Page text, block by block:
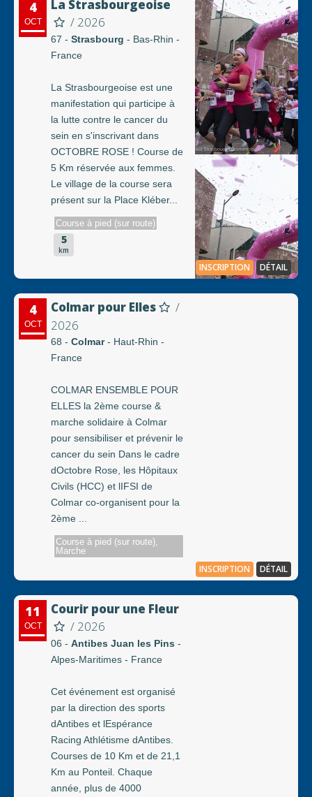
4
OCT
La Strasbourgeoise
/ 2026
67 - Strasbourg - Bas-Rhin -
France
La Strasbourgeoise est une
manifestation qui participe à
la lutte contre le cancer du
sein en s'inscrivant dans
OCTOBRE ROSE ! Course de
5 Km réservée aux femmes.
Le village de la course sera
présent sur la Place Kléber...
Course à pied (sur route)
5
km
INSCRIPTION DÉTAIL
4
OCT
Colmar pour Elles
/
2026
68 - Colmar- Haut-Rhin -
France
COLMAR ENSEMBLE POUR
ELLES la 2ème course &
marche solidaire à Colmar
pour sensibiliser et prévenir le
cancer du sein Dans le cadre
dOctobre Rose, les Hôpitaux
Civils (HCC) et lIFSI de
Colmar co-organisent pour la
2ème ...
Course à pied (sur route),
Marche
INSCRIPTION DÉTAIL
11
OCT
Courir pour une Fleur
/ 2026
06 - Antibes Juan les Pins -
Alpes-Maritimes - France
Cet événement est organisé
par la direction des sports
dAntibes et lEspérance
Racing Athlétisme dAntibes.
Courses de 10 Km et de 21,1
Km au Ponteil. Chaque
année, plus de 4000